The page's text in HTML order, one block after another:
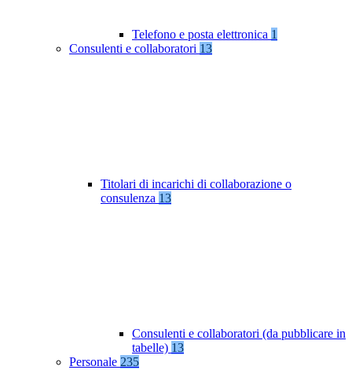
Telefono e posta elettronica 1
Consulenti e collaboratori 13
Titolari di incarichi di collaborazione o
consulenza 13
Consulenti e collaboratori (da pubblicare in
tabelle) 13
Personale 235